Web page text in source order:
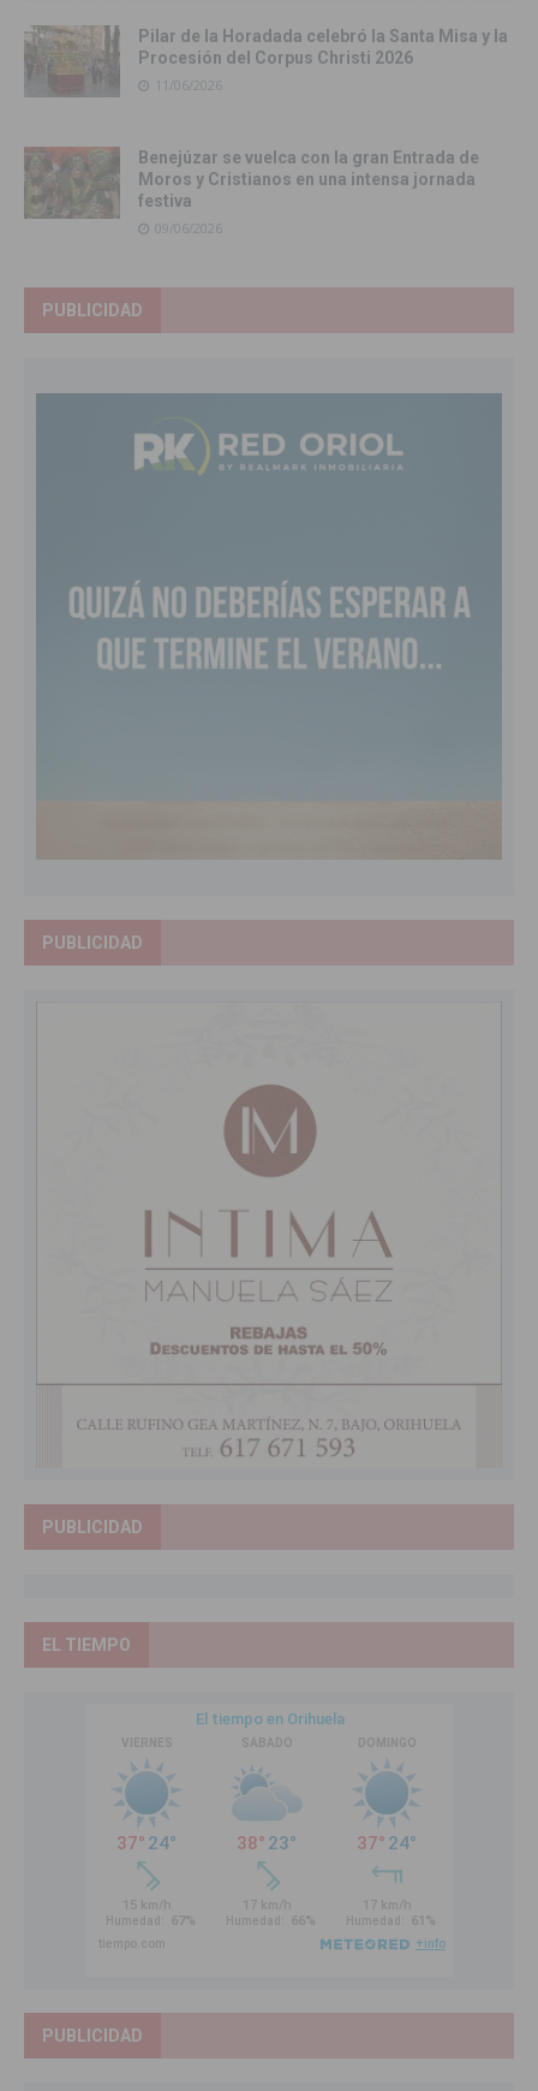
Pilar de la Horadada celebró la Santa Misa y la
Procesión del Corpus Christi 2026
11/06/2026
Benejúzar se vuelca con la gran Entrada de
Moros y Cristianos en una intensa jornada
festiva
09/06/2026
PUBLICIDAD
PUBLICIDAD
PUBLICIDAD
EL TIEMPO
PUBLICIDAD